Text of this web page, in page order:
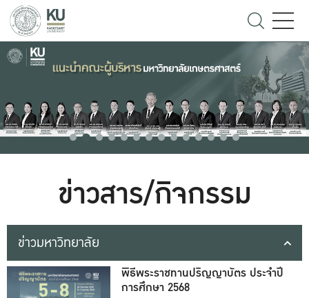
ข่าวสาร/กิจกรรม
ข่าวมหาวิทยาลัย
พิธีพระราชทานปริญญาบัตร ประจำปี
การศึกษา 2568